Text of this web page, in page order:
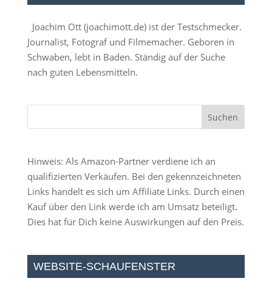
Joachim Ott (joachimott.de) ist der Testschmecker.
Journalist, Fotograf und Filmemacher. Geboren in
Schwaben, lebt in Baden. Ständig auf der Suche
nach guten Lebensmitteln.
Hinweis: Als Amazon-Partner verdiene ich an
qualifizierten Verkäufen. Bei den gekennzeichneten
Links handelt es sich um Affiliate Links. Durch einen
Kauf über den Link werde ich am Umsatz beteiligt.
Dies hat für Dich keine Auswirkungen auf den Preis.
WEBSITE-SCHAUFENSTER